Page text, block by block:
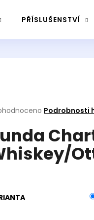
PŘÍSLUŠENSTVÍ
Podrobnosti